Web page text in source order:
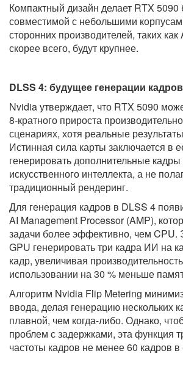
Компактный дизайн делает RTX 5090
совместимой с небольшими
сторонних производителей, таких как
скорее всего, будут крупнее.
DLSS 4: будущее генерации
Nvidia утверждает, что RTX 5090
8-кратного прироста
сценариях, хотя реальные
Истинная сила карты заключается в
генерировать дополнительные
искусственного интеллекта, а не
традиционный рендеринг.
Для генерация кадров в DLSS 4
AI Management Processor (AMP),
задачи более эффективно, чем CPU.
GPU генерировать три кадра ИИ на
кадр, увеличивая
использовании на 30 % меньше
Алгоритм Nvidia Flip Metering
ввода, делая генерацию нескольких
плавной, чем когда-либо. Однако,
проблем с задержками, эта функция
частоты кадров не менее 60 кадров в